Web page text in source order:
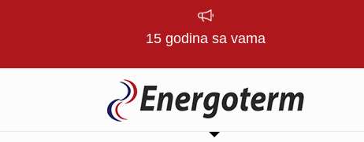
15 godina sa vama